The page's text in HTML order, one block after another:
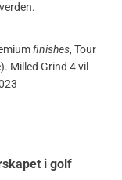
finishes, Tour
Milled Grind 4 vil
i golf